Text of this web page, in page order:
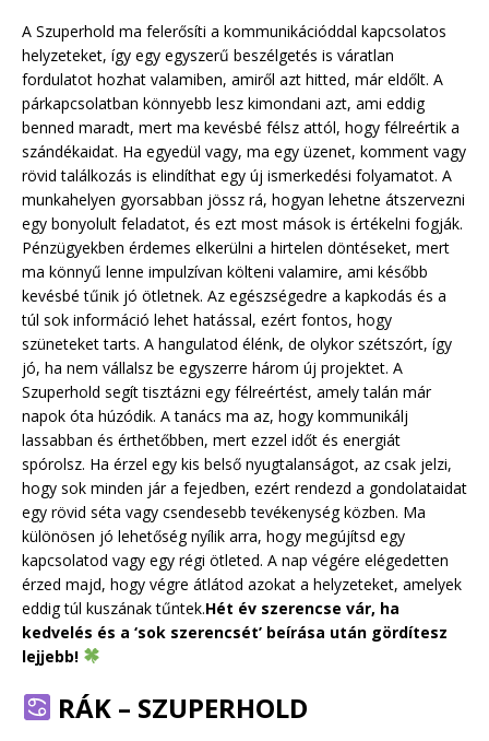
A Szuperhold ma felerősíti a kommunikációddal kapcsolatos
helyzeteket, így egy egyszerű beszélgetés is váratlan
fordulatot hozhat valamiben, amiről azt hitted, már eldőlt. A
párkapcsolatban könnyebb lesz kimondani azt, ami eddig
benned maradt, mert ma kevésbé félsz attól, hogy félreértik a
szándékaidat. Ha egyedül vagy, ma egy üzenet, komment vagy
rövid találkozás is elindíthat egy új ismerkedési folyamatot. A
munkahelyen gyorsabban jössz rá, hogyan lehetne átszervezni
egy bonyolult feladatot, és ezt most mások is értékelni fogják.
Pénzügyekben érdemes elkerülni a hirtelen döntéseket, mert
ma könnyű lenne impulzívan költeni valamire, ami később
kevésbé tűnik jó ötletnek. Az egészségedre a kapkodás és a
túl sok információ lehet hatással, ezért fontos, hogy
szüneteket tarts. A hangulatod élénk, de olykor szétszórt, így
jó, ha nem vállalsz be egyszerre három új projektet. A
Szuperhold segít tisztázni egy félreértést, amely talán már
napok óta húzódik. A tanács ma az, hogy kommunikálj
lassabban és érthetőbben, mert ezzel időt és energiát
spórolsz. Ha érzel egy kis belső nyugtalanságot, az csak jelzi,
hogy sok minden jár a fejedben, ezért rendezd a gondolataidat
egy rövid séta vagy csendesebb tevékenység közben. Ma
különösen jó lehetőség nyílik arra, hogy megújítsd egy
kapcsolatod vagy egy régi ötleted. A nap végére elégedetten
érzed majd, hogy végre átlátod azokat a helyzeteket, amelyek
eddig túl kuszának tűntek.Hét év szerencse vár, ha
kedvelés és a ‘sok szerencsét’ beírása után gördítesz
lejjebb!
RÁK – SZUPERHOLD